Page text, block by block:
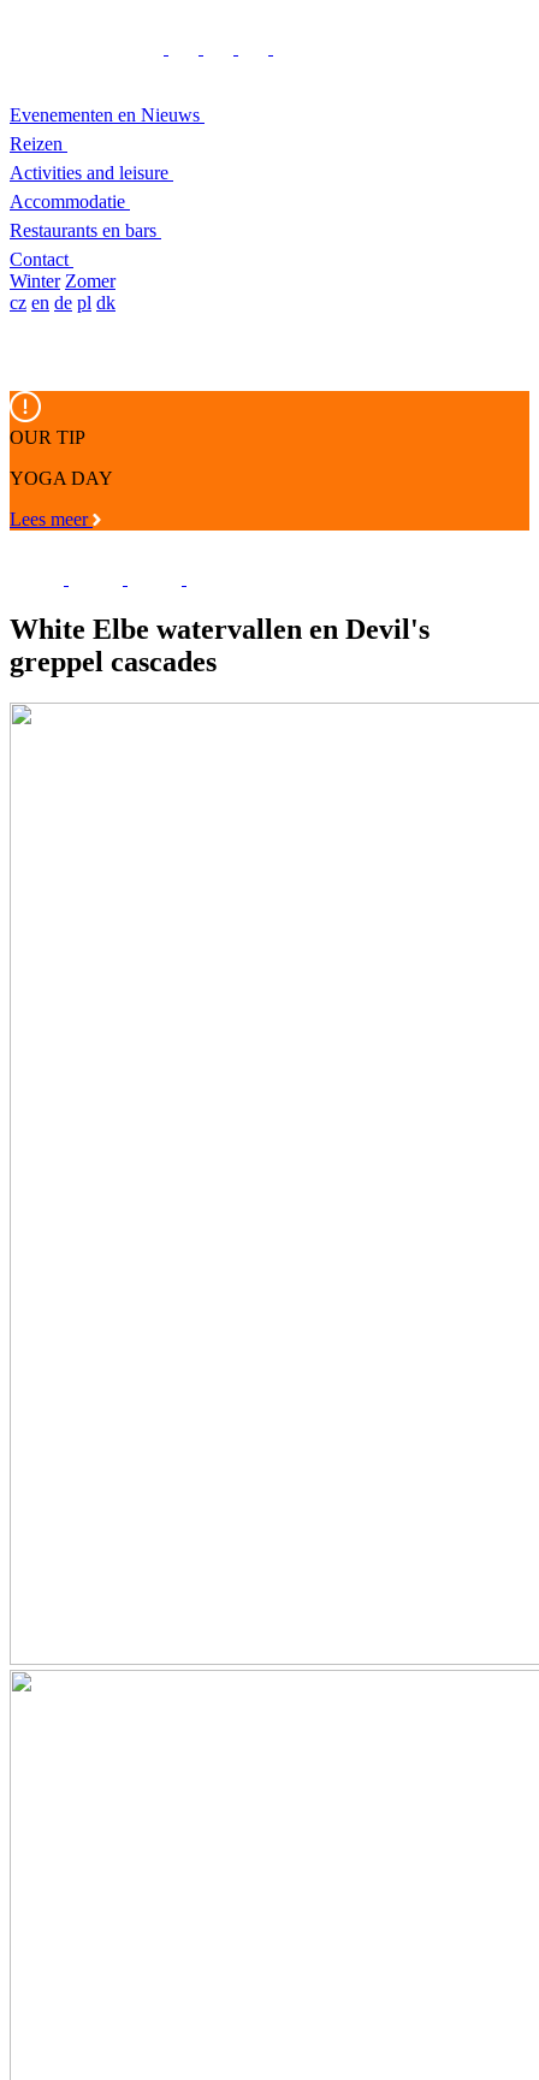
Evenementen en Nieuws
Reizen
Activities and leisure
Accommodatie
Restaurants en bars
Contact
Winter Zomer
cz en de pl dk
OUR TIP
YOGA DAY
Lees meer
White Elbe watervallen en Devil's
greppel cascades